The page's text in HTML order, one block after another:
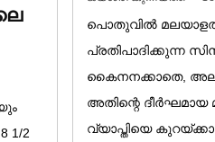
1/2
പൊതുവിൽ
പ്രതിപാദിക്കുന്ന
കൈനനക്കാതെ,
അതിന്റെ
വ്യാപ്തിയെ